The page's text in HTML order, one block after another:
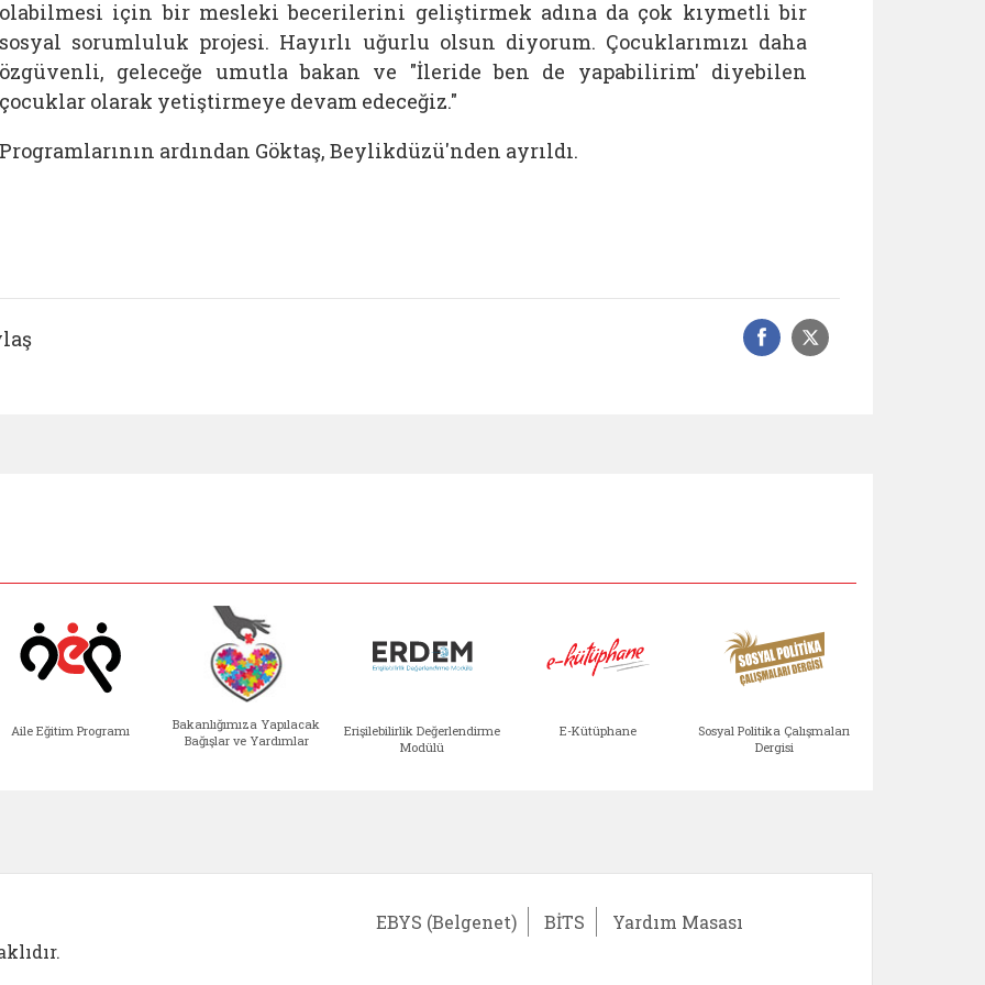
olabilmesi için bir mesleki becerilerini geliştirmek adına da çok kıymetli bir
sosyal sorumluluk projesi. Hayırlı uğurlu olsun diyorum. Çocuklarımızı daha
özgüvenli, geleceğe umutla bakan ve "İleride ben de yapabilirim' diyebilen
çocuklar olarak yetiştirmeye devam edeceğiz."
Programlarının ardından Göktaş, Beylikdüzü'nden ayrıldı.
Facebook
Sosyal
Aile Eğitim Programı
Bakanlığımıza Yapılacak
Bağışlar ve Yardımlar
Erişilebilirlik Değerlendirme
Modülü
E-Kütüphane
Sosyal Politika Çalışmaları
Dergisi
EBYS (Belgenet) BİTS Yardım Masası